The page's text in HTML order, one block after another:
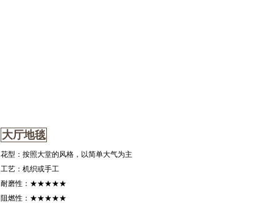
大厅地毯
花型：按照大堂的风格，以简单大气为主
工艺：机织或手工
耐磨性：★★★★★
阻燃性：★★★★★